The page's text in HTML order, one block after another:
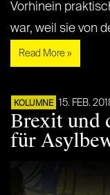
Vorhinein
war, weil sie von
Read More »
KOLUMNE 15. FEB.
Brexit und
für